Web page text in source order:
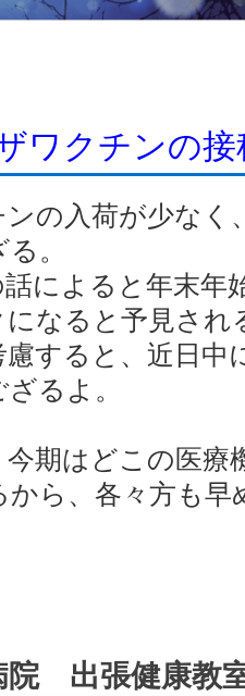
ワクチンの
の入荷が少なく
。
によると年末年
なると予見され
すると、近日中
るよ。
期はどこの医療
ら、各々方も早
院 出張健康教